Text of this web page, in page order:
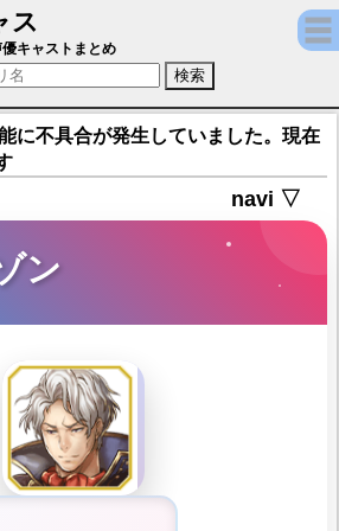
ス
（声優：堀内賢雄)【アルカ・ラ
キャストまとめ
に不具合が発生していました。現在
navi ▽
ン